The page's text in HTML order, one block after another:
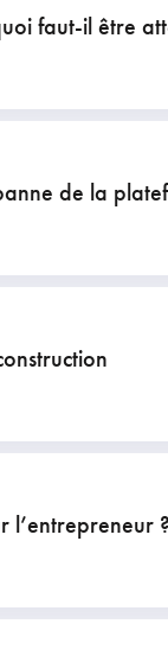
faut-il être
de la
l’entrepreneur